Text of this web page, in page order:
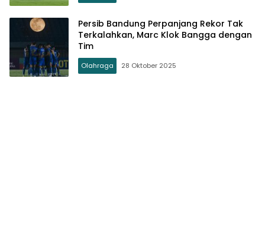
Persib Bandung Perpanjang Rekor Tak
Terkalahkan, Marc Klok Bangga dengan
Tim
Olahraga 28 Oktober 2025